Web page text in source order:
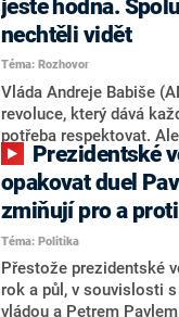
Andreje Babiše a
Oblíbeným tipem
Motoristy Filip Turek.
o případné kandidatuře
značně pochybuje.
nemá osobu, která by
ještě hodná.
nechtěli vidět
Téma: Rozhovor
Vláda Andreje Babiše
revoluce, který dává
potřeba respektovat.
ministryně spravedlnosti
rozhovoru pro CNN
ohledně politického
Tejce (za ANO) či vládní
práva Taťány Malé
adresu vlády prý byla
vrátila k volební
hnutí Naše Česko
opakovat duel
zmiňují pro a proti
Téma: Politika
Přestože prezidentské
rok a půl, v souvislosti
vládou a Petrem